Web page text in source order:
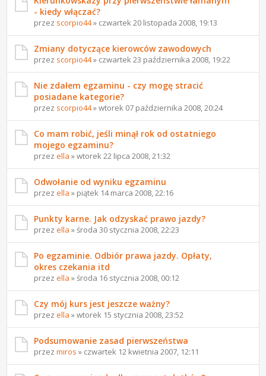
- kiedy włączać?
przez scorpio44» czwartek 20 listopada 2008, 19:13
Zmiany dotyczące kierowców zawodowych
przez scorpio44» czwartek 23 października 2008, 19:22
Nie zdałem egzaminu - czy mogę stracić
posiadane kategorie?
przez scorpio44» wtorek 07 października 2008, 20:24
Co mam robić, jeśli minął rok od ostatniego
mojego egzaminu?
przezella » wtorek 22 lipca 2008, 21:32
Odwołanie od wyniku egzaminu
przezella » piątek 14 marca 2008, 22:16
Punkty karne. Jak odzyskać prawo jazdy?
przezella » środa 30 stycznia 2008, 22:23
Po egzaminie. Odbiór prawa jazdy. Opłaty,
okres czekania itd
przezella » środa 16 stycznia 2008, 00:12
Czy mój kurs jest jeszcze ważny?
przezella » wtorek 15 stycznia 2008, 23:52
Podsumowanie zasad pierwszeństwa
przezmiros » czwartek 12 kwietnia 2007, 12:11